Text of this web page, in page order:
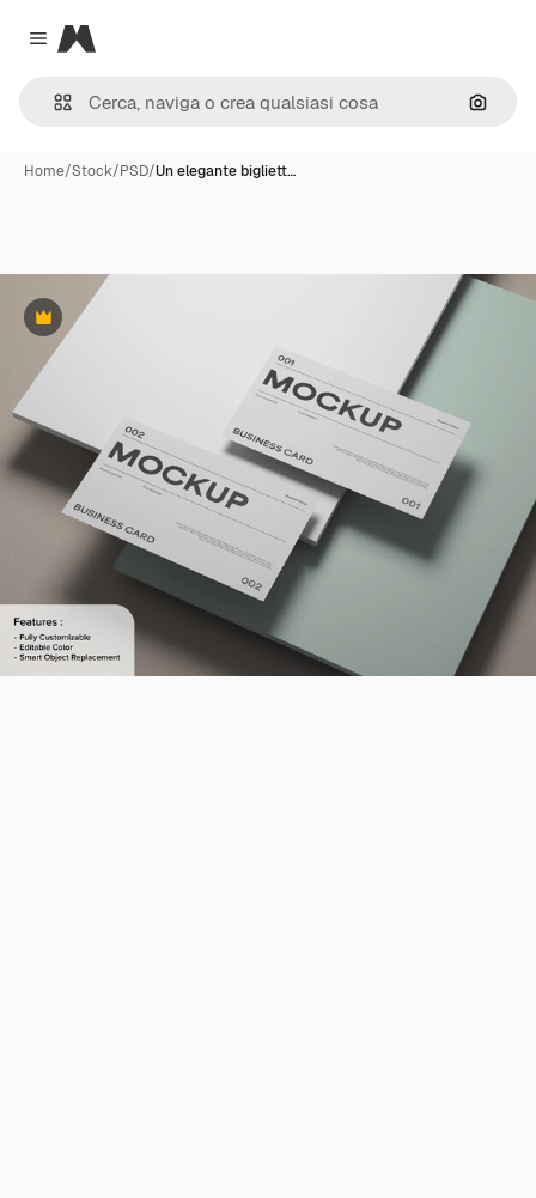
Close menu
Magnific
Cerca
Home/Stock/PSD/Un elegante bigliett…
Premium